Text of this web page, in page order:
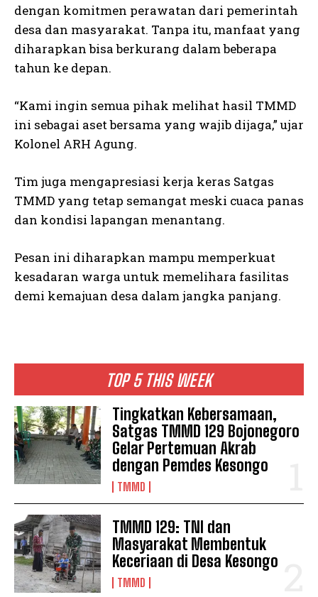
TOP 5 THIS WEEK
Tingkatkan Kebersamaan,
Satgas TMMD 129 Bojonegoro
Gelar Pertemuan Akrab
dengan Pemdes Kesongo
TMMD
TMMD 129: TNI dan
Masyarakat Membentuk
Keceriaan di Desa Kesongo
TMMD
dengan komitmen perawatan dari pemerintah
desa dan masyarakat. Tanpa itu, manfaat yang
diharapkan bisa berkurang dalam beberapa
tahun ke depan.
“Kami ingin semua pihak melihat hasil TMMD
ini sebagai aset bersama yang wajib dijaga,” ujar
Kolonel ARH Agung.
Tim juga mengapresiasi kerja keras Satgas
TMMD yang tetap semangat meski cuaca panas
dan kondisi lapangan menantang.
Pesan ini diharapkan mampu memperkuat
kesadaran warga untuk memelihara fasilitas
demi kemajuan desa dalam jangka panjang.